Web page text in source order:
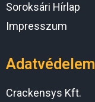
Soroksári Hírlap
Impresszum
Adatvédelem
Crackensys Kft.